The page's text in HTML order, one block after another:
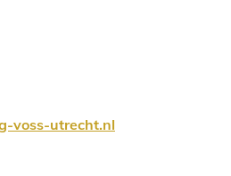
voss-utrecht.nl